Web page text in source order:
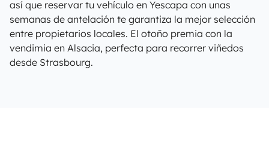
así que reservar tu vehículo en Yescapa con unas
semanas de antelación te garantiza la mejor selección
entre propietarios locales. El otoño premia con la
vendimia en Alsacia, perfecta para recorrer viñedos
desde Strasbourg.